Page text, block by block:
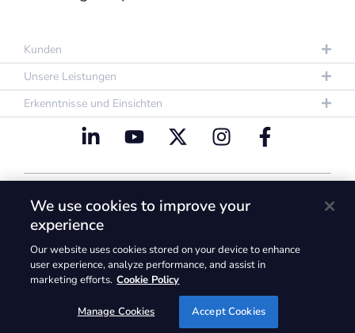
Kunden
Unsere Leistungen
Erkenntnisse und Einsichten
Datenschutzrichtlinie
Cookie Policy
@2026. GLG und die GLG-Logos sind Marken der
Gerson Lehrman Group, Inc. @2026 Gerson
Lehrman Group, Inc. Alle Rechte vorbehalten.
We use cookies to improve your
experience
Our website uses cookies stored on your device to enhance
user experience, analyze performance, and assist in
marketing efforts. Cookie Policy
Manage Cookies Accept Cookies